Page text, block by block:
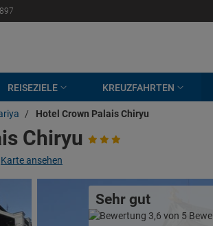
REISEZIELE KREUZFAHRTEN
/ Hotel Crown Palais Chiryu
Chiryu
Karte ansehen
Sehr gut